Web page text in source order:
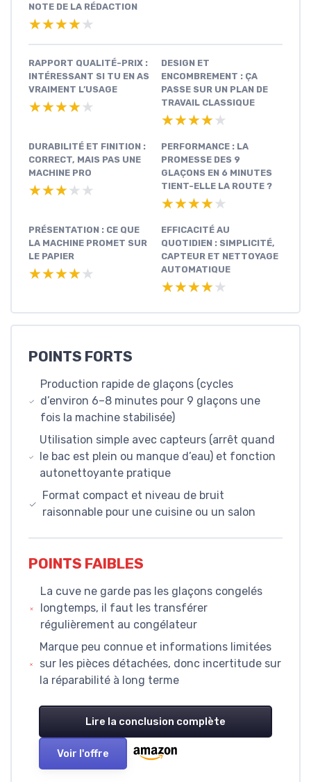
NOTE DE LA RÉDACTION
★★★★★
★★★★★
RAPPORT QUALITÉ-PRIX :
INTÉRESSANT SI TU EN AS
VRAIMENT L’USAGE
★★★★★
★★★★★
DESIGN ET
ENCOMBREMENT : ÇA
PASSE SUR UN PLAN DE
TRAVAIL CLASSIQUE
★★★★★
★★★★★
DURABILITÉ ET FINITION :
CORRECT, MAIS PAS UNE
MACHINE PRO
★★★★★
★★★★★
PERFORMANCE : LA
PROMESSE DES 9
GLAÇONS EN 6 MINUTES
TIENT-ELLE LA ROUTE ?
★★★★★
★★★★★
PRÉSENTATION : CE QUE
LA MACHINE PROMET SUR
LE PAPIER
★★★★★
★★★★★
EFFICACITÉ AU
QUOTIDIEN : SIMPLICITÉ,
CAPTEUR ET NETTOYAGE
AUTOMATIQUE
★★★★★
★★★★★
POINTS FORTS
Production rapide de glaçons (cycles
d’environ 6–8 minutes pour 9 glaçons une
fois la machine stabilisée)
Utilisation simple avec capteurs (arrêt quand
le bac est plein ou manque d’eau) et fonction
autonettoyante pratique
Format compact et niveau de bruit
raisonnable pour une cuisine ou un salon
POINTS FAIBLES
La cuve ne garde pas les glaçons congelés
longtemps, il faut les transférer
régulièrement au congélateur
Marque peu connue et informations limitées
sur les pièces détachées, donc incertitude sur
la réparabilité à long terme
Lire la conclusion complète
Voir l'offre